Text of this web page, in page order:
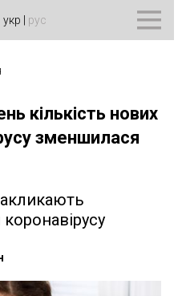
укр рус
кількість нових
зменшилася